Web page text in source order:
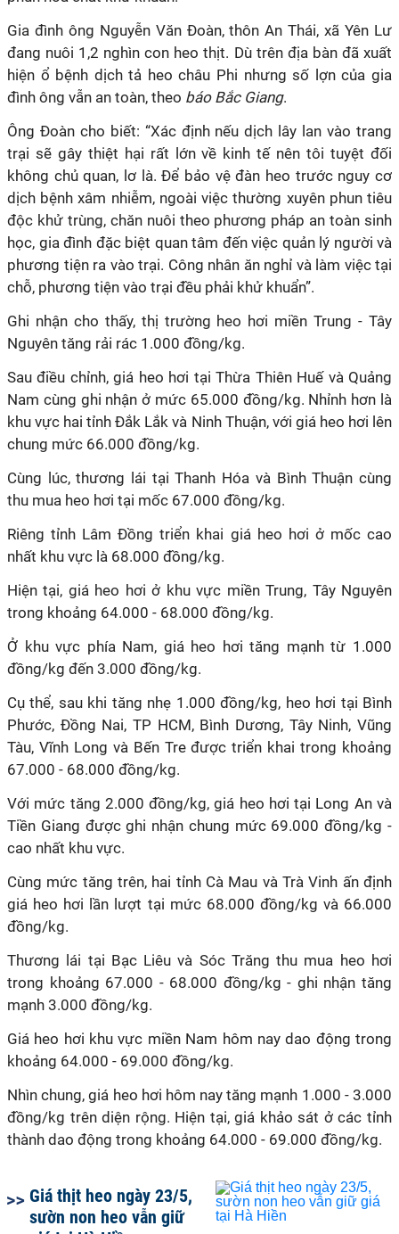
Gia đình ông Nguyễn Văn Đoàn, thôn An Thái, xã Yên Lư
đang nuôi 1,2 nghìn con heo thịt. Dù trên địa bàn đã xuất
hiện ổ bệnh dịch tả heo châu Phi nhưng số lợn của gia
đình ông vẫn an toàn, theo báo Bắc Giang.
Ông Đoàn cho biết: “Xác định nếu dịch lây lan vào trang
trại sẽ gây thiệt hại rất lớn về kinh tế nên tôi tuyệt đối
không chủ quan, lơ là. Để bảo vệ đàn heo trước nguy cơ
dịch bệnh xâm nhiễm, ngoài việc thường xuyên phun tiêu
độc khử trùng, chăn nuôi theo phương pháp an toàn sinh
học, gia đình đặc biệt quan tâm đến việc quản lý người và
phương tiện ra vào trại. Công nhân ăn nghỉ và làm việc tại
chỗ, phương tiện vào trại đều phải khử khuẩn”.
Ghi nhận cho thấy, thị trường heo hơi miền Trung - Tây
Nguyên tăng rải rác 1.000 đồng/kg.
Sau điều chỉnh, giá heo hơi tại Thừa Thiên Huế và Quảng
Nam cùng ghi nhận ở mức 65.000 đồng/kg. Nhỉnh hơn là
khu vực hai tỉnh Đắk Lắk và Ninh Thuận, với giá heo hơi lên
chung mức 66.000 đồng/kg.
Cùng lúc, thương lái tại Thanh Hóa và Bình Thuận cùng
thu mua heo hơi tại mốc 67.000 đồng/kg.
Riêng tỉnh Lâm Đồng triển khai giá heo hơi ở mốc cao
nhất khu vực là 68.000 đồng/kg.
Hiện tại, giá heo hơi ở khu vực miền Trung, Tây Nguyên
trong khoảng 64.000 - 68.000 đồng/kg.
Ở khu vực phía Nam, giá heo hơi tăng mạnh từ 1.000
đồng/kg đến 3.000 đồng/kg.
Cụ thể, sau khi tăng nhẹ 1.000 đồng/kg, heo hơi tại Bình
Phước, Đồng Nai, TP HCM, Bình Dương, Tây Ninh, Vũng
Tàu, Vĩnh Long và Bến Tre được triển khai trong khoảng
67.000 - 68.000 đồng/kg.
Với mức tăng 2.000 đồng/kg, giá heo hơi tại Long An và
Tiền Giang được ghi nhận chung mức 69.000 đồng/kg -
cao nhất khu vực.
Cùng mức tăng trên, hai tỉnh Cà Mau và Trà Vinh ấn định
giá heo hơi lần lượt tại mức 68.000 đồng/kg và 66.000
đồng/kg.
Thương lái tại Bạc Liêu và Sóc Trăng thu mua heo hơi
trong khoảng 67.000 - 68.000 đồng/kg - ghi nhận tăng
mạnh 3.000 đồng/kg.
Giá heo hơi khu vực miền Nam hôm nay dao động trong
khoảng 64.000 - 69.000 đồng/kg.
Nhìn chung, giá heo hơi hôm nay tăng mạnh 1.000 - 3.000
đồng/kg trên diện rộng. Hiện tại, giá khảo sát ở các tỉnh
thành dao động trong khoảng 64.000 - 69.000 đồng/kg.
Giá thịt heo ngày 23/5,
sườn non heo vẫn giữ